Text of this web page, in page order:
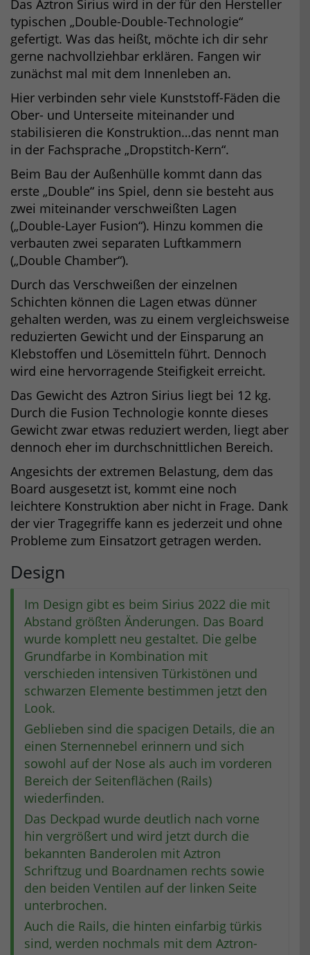
Das Aztron Sirius wird in der für den Hersteller
typischen „Double-Double-Technologie“
gefertigt. Was das heißt, möchte ich dir sehr
gerne nachvollziehbar erklären. Fangen wir
zunächst mal mit dem Innenleben an.
Hier verbinden sehr viele Kunststoff-Fäden die
Ober- und Unterseite miteinander und
stabilisieren die Konstruktion…das nennt man
in der Fachsprache „Dropstitch-Kern“.
Beim Bau der Außenhülle kommt dann das
erste „Double“ ins Spiel, denn sie besteht aus
zwei miteinander verschweißten Lagen
(„Double-Layer Fusion“). Hinzu kommen die
verbauten zwei separaten Luftkammern
(„Double Chamber“).
Durch das Verschweißen der einzelnen
Schichten können die Lagen etwas dünner
gehalten werden, was zu einem vergleichsweise
reduzierten Gewicht und der Einsparung an
Klebstoffen und Lösemitteln führt. Dennoch
wird eine hervorragende Steifigkeit erreicht.
Das Gewicht des Aztron Sirius liegt bei 12 kg.
Durch die Fusion Technologie konnte dieses
Gewicht zwar etwas reduziert werden, liegt aber
dennoch eher im durchschnittlichen Bereich.
Angesichts der extremen Belastung, dem das
Board ausgesetzt ist, kommt eine noch
leichtere Konstruktion aber nicht in Frage. Dank
der vier Tragegriffe kann es jederzeit und ohne
Probleme zum Einsatzort getragen werden.
Design
Im Design gibt es beim Sirius 2022 die mit
Abstand größten Änderungen. Das Board
wurde komplett neu gestaltet. Die gelbe
Grundfarbe in Kombination mit
verschieden intensiven Türkistönen und
schwarzen Elemente bestimmen jetzt den
Look.
Geblieben sind die spacigen Details, die an
einen Sternennebel erinnern und sich
sowohl auf der Nose als auch im vorderen
Bereich der Seitenflächen (Rails)
wiederfinden.
Das Deckpad wurde deutlich nach vorne
hin vergrößert und wird jetzt durch die
bekannten Banderolen mit Aztron
Schriftzug und Boardnamen rechts sowie
den beiden Ventilen auf der linken Seite
unterbrochen.
Auch die Rails, die hinten einfarbig türkis
sind, werden nochmals mit dem Aztron-